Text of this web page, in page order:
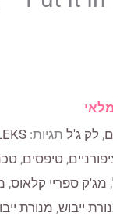
, לק ג'ל תגיות:
, טיפסים,
, מג'ק ספריי קלאוס,
ייבוש, מנורת